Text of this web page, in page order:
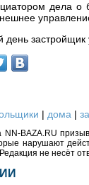
дела о
день
| дома |
NN-BAZA.RU
нарушают
не несёт